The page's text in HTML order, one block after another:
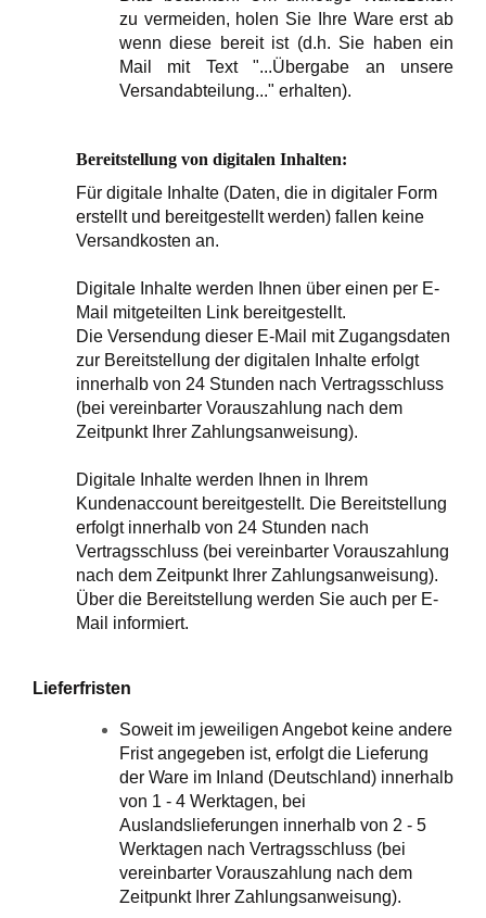
zu vermeiden, holen Sie Ihre Ware erst ab
wenn diese bereit ist (d.h. Sie haben ein
Mail mit Text "...Übergabe an unsere
Versandabteilung..." erhalten).
Bereitstellung von digitalen Inhalten:
Für digitale Inhalte (Daten, die in digitaler Form
erstellt und bereitgestellt werden) fallen keine
Versandkosten an.
Digitale Inhalte werden Ihnen über einen per E-
Mail mitgeteilten Link bereitgestellt.
Die Versendung dieser E-Mail mit Zugangsdaten
zur Bereitstellung der digitalen Inhalte erfolgt
innerhalb von 24 Stunden nach Vertragsschluss
(bei vereinbarter Vorauszahlung nach dem
Zeitpunkt Ihrer Zahlungsanweisung).
Digitale Inhalte werden Ihnen in Ihrem
Kundenaccount bereitgestellt. Die Bereitstellung
erfolgt innerhalb von 24 Stunden nach
Vertragsschluss (bei vereinbarter Vorauszahlung
nach dem Zeitpunkt Ihrer Zahlungsanweisung).
Über die Bereitstellung werden Sie auch per E-
Mail informiert.
Lieferfristen
Soweit im jeweiligen Angebot keine andere
Frist angegeben ist, erfolgt die Lieferung
der Ware im Inland (Deutschland) innerhalb
von 1 - 4 Werktagen, bei
Auslandslieferungen innerhalb von 2 - 5
Werktagen nach Vertragsschluss (bei
vereinbarter Vorauszahlung nach dem
Zeitpunkt Ihrer Zahlungsanweisung).